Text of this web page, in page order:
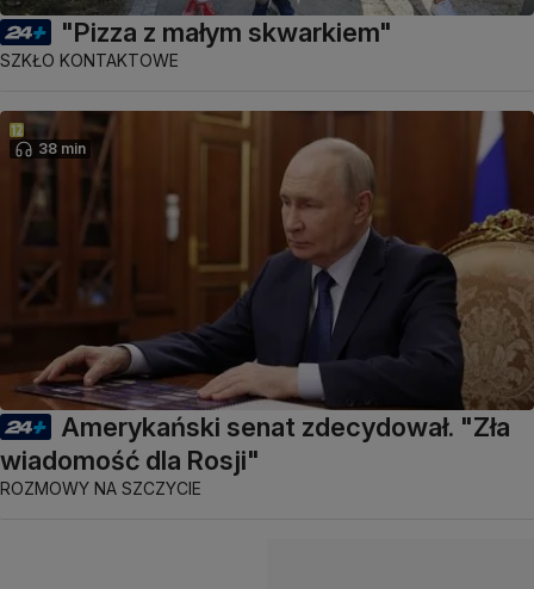
"Pizza z małym skwarkiem"
SZKŁO KONTAKTOWE
38 min
Amerykański senat zdecydował. "Zła
wiadomość dla Rosji"
ROZMOWY NA SZCZYCIE